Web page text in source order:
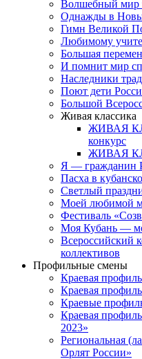
Волшебный мир
Однажды в
Гимн Великой
Любимому
Большая
И помнит мир
Наследники
Поют дети
Большой
Живая классика
ЖИВАЯ
конкурс
ЖИВАЯ
Я — гражданин
Пасха в
Светлый
Моей любимой
Фестиваль
Моя Кубань —
Всероссийский
коллективов
Профильные смены
Краевая
Краевая
Краевые
Краевая
2023»
Региональная
Орлят России»